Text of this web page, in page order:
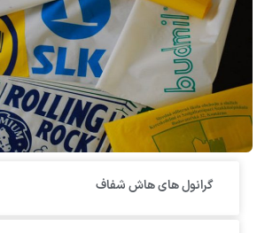
گرانول‌ های هاش شفاف